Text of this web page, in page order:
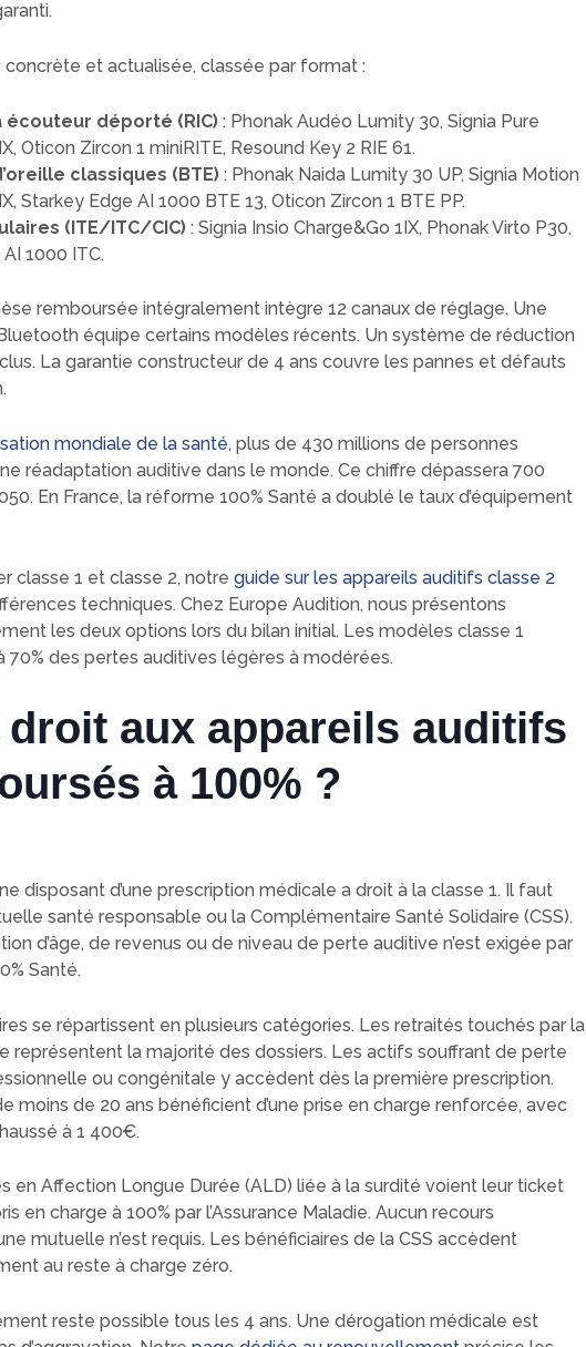
concrète et actualisée, classée par format :
écouteur déporté (RIC) : Phonak Audéo Lumity 30, Signia Pure
Oticon Zircon 1 miniRITE, Resound Key 2 RIE 61.
classiques (BTE) : Phonak Naida Lumity 30 UP, Signia Motion
Starkey Edge AI 1000 BTE 13, Oticon Zircon 1 BTE PP.
(ITE/ITC/CIC) : Signia Insio Charge&Go 1IX, Phonak Virto P30,
1000 ITC.
remboursée intégralement intègre 12 canaux de réglage. Une
équipe certains modèles récents. Un système de réduction
La garantie constructeur de 4 ans couvre les pannes et défauts
mondiale de la santé, plus de 430 millions de personnes
réadaptation auditive dans le monde. Ce chiffre dépassera 700
En France, la réforme 100% Santé a doublé le taux d’équipement
classe 1 et classe 2, notre guide sur les appareils auditifs classe 2
techniques. Chez Europe Audition, nous présentons
les deux options lors du bilan initial. Les modèles classe 1
70% des pertes auditives légères à modérées.
droit aux appareils auditifs
à 100% ?
disposant d’une prescription médicale a droit à la classe 1. Il faut
santé responsable ou la Complémentaire Santé Solidaire (CSS).
d’âge, de revenus ou de niveau de perte auditive n’est exigée par
Santé.
se répartissent en plusieurs catégories. Les retraités touchés par la
représentent la majorité des dossiers. Les actifs souffrant de perte
ou congénitale y accèdent dès la première prescription.
moins de 20 ans bénéficient d’une prise en charge renforcée, avec
à 1 400€.
en Affection Longue Durée (ALD) liée à la surdité voient leur ticket
en charge à 100% par l’Assurance Maladie. Aucun recours
mutuelle n’est requis. Les bénéficiaires de la CSS accèdent
au reste à charge zéro.
reste possible tous les 4 ans. Une dérogation médicale est